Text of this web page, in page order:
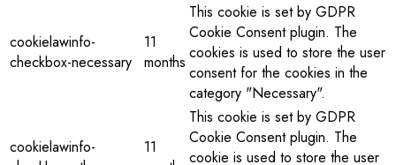
cookielawinfo-
checkbox-necessary
11
months
This cookie is set by GDPR
Cookie Consent plugin. The
cookies is used to store the user
consent for the cookies in the
category "Necessary".
cookielawinfo-
11
This cookie is set by GDPR
Cookie Consent plugin. The
cookie is used to store the user